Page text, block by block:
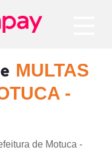
MULTAS
-
de Motuca -